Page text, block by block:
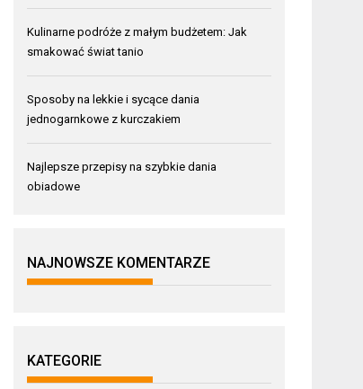
Kulinarne podróże z małym budżetem: Jak
smakować świat tanio
Sposoby na lekkie i sycące dania
jednogarnkowe z kurczakiem
Najlepsze przepisy na szybkie dania
obiadowe
NAJNOWSZE KOMENTARZE
KATEGORIE